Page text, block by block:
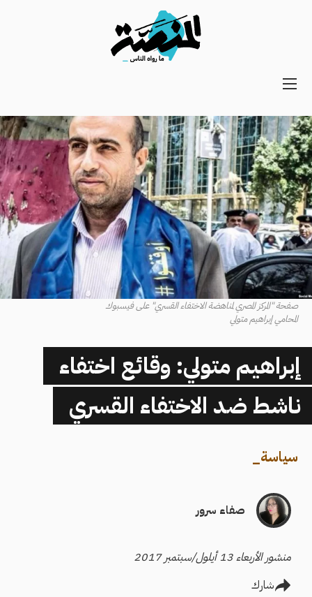
Main
Secondary
Navigation
صفحة "المركز المصري لمناهضة الاختفاء القسري" على فيسبوك
المحامي إبراهيم متولي
إبراهيم متولي: وقائع اختفاء
ناشط ضد الاختفاء القسري
سياسة_
صفاء سرور
منشور الأربعاء 13 أيلول/سبتمبر 2017
شارك